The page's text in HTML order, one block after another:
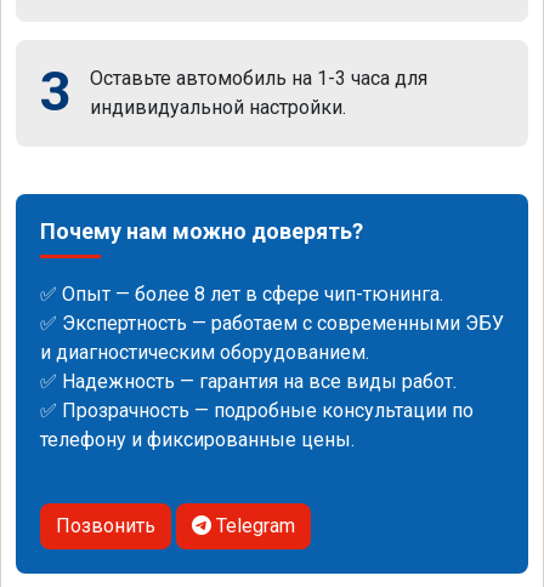
3
Оставьте автомобиль на 1-3 часа для
индивидуальной настройки.
Почему нам можно доверять?
✅ Опыт — более 8 лет в сфере чип-тюнинга.
✅ Экспертность — работаем с современными ЭБУ
и диагностическим оборудованием.
✅ Надежность — гарантия на все виды работ.
✅ Прозрачность — подробные консультации по
телефону и фиксированные цены.
Позвонить Telegram